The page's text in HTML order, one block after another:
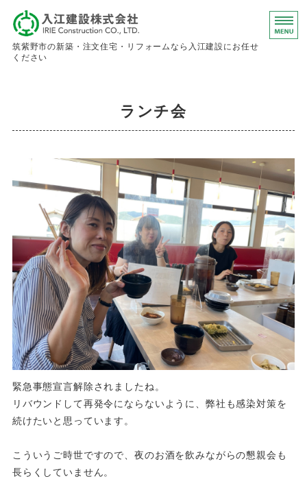
入江建設株
筑紫野市の新築・注文住宅・リフォームなら入江建設にお任せ
ください
お問い合わせ
求人情報
ランチ会
緊急事態宣言解除されましたね。
リバウンドして再発令にならないように、弊社も感染対策を
続けたいと思っています。
こういうご時世ですので、夜のお酒を飲みながらの懇親会も
長らくしていません。